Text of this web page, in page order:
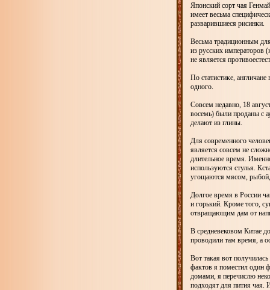
Японский сорт чая
имеет весьма
разварившиеся рисинки.
Весьма традиционным
из русских императоров
не является
По статистике,
одного.
Совсем недавно, 18
восемь) были проданы с
делают из глины.
Для современного
является совсем не
длительное время.
используются стулья.
угощаются мясом,
Долгое время в России
и горький. Кроме того,
отвращающим дам от
В средневековом Китае
проводили там время, а
Вот такая вот
фактов я поместил один
домами, я перечислю
подходят для пития чая.